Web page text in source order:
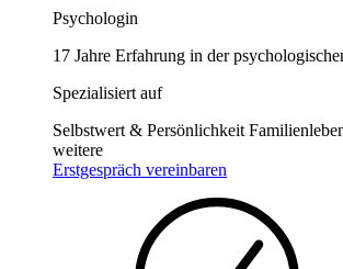
Psychologin
17 Jahre Erfahrung in der
Spezialisiert auf
Selbstwert & Persönlichkeit
weitere
Erstgespräch vereinbaren